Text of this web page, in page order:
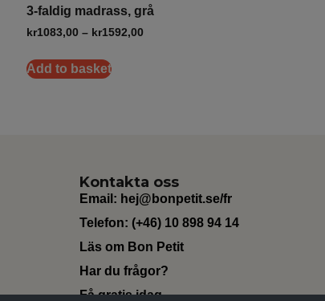
3-faldig madrass, grå
kr1083,00 – kr1592,00
Add to basket
Kontakta oss
Email: hej@bonpetit.se/fr
Telefon: (+46) 10 898 94 14
Läs om Bon Petit
Har du frågor?
Få gratis idag